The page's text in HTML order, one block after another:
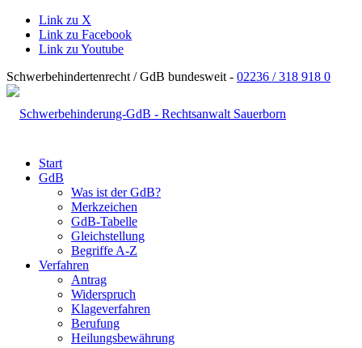
Link zu X
Link zu Facebook
Link zu Youtube
Schwerbehindertenrecht / GdB bundesweit - 02236 / 318 918 0
Start
GdB
Was ist der GdB?
Merkzeichen
GdB-Tabelle
Gleichstellung
Begriffe A-Z
Verfahren
Antrag
Widerspruch
Klageverfahren
Berufung
Heilungsbewährung